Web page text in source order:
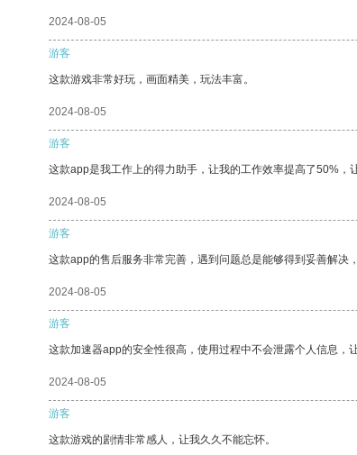
2024-08-05
游客
这款游戏非常好玩，画面精美，玩法丰富。
2024-08-05
游客
这款app是我工作上的得力助手，让我的工作效率提高了50%，
2024-08-05
游客
这款app的售后服务非常完善，遇到问题总是能够得到妥善解决
2024-08-05
游客
这款加速器app的安全性很高，使用过程中不会泄露个人信息，
2024-08-05
游客
这款游戏的剧情非常感人，让我久久不能忘怀。